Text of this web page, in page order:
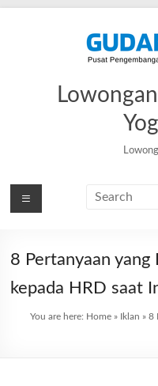
8 Pertanyaan
kepada HRD saat
You are here: Home» Iklan » 8